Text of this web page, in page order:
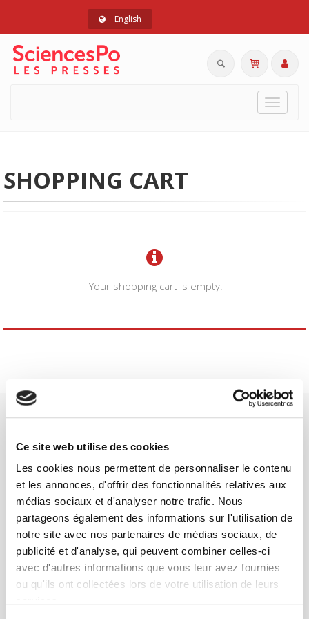
Ce site web utilise des cookies
Les cookies nous permettent de personnaliser le contenu
et les annonces, d'offrir des fonctionnalités relatives aux
médias sociaux et d'analyser notre trafic. Nous
partageons également des informations sur l'utilisation de
notre site avec nos partenaires de médias sociaux, de
publicité et d'analyse, qui peuvent combiner celles-ci
avec d'autres informations que vous leur avez fournies
ou qu'ils ont collectées lors de votre utilisation de leurs
English
Toggle
SHOPPING CART
Your shopping cart is empty.
SCIENCES PO UNIVERSITY PRESS has a threefold role: to publish
original research, to edit reference works for student use, and to
help public and political debate. continue
CONTACTS
FOREIGN RIGHTS